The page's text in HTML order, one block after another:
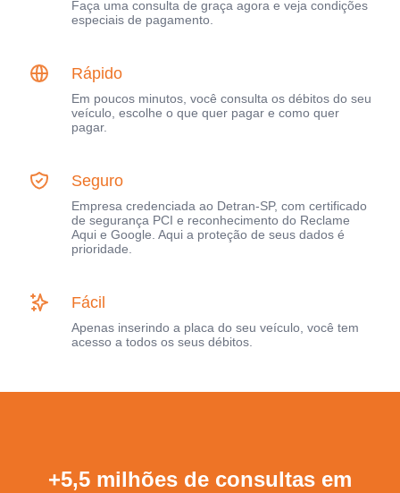
Faça uma consulta de graça agora e veja condições
especiais de pagamento.
Rápido
Em poucos minutos, você consulta os débitos do seu
veículo, escolhe o que quer pagar e como quer
pagar.
Seguro
Empresa credenciada ao Detran-SP, com certificado
de segurança PCI e reconhecimento do Reclame
Aqui e Google. Aqui a proteção de seus dados é
prioridade.
Fácil
Apenas inserindo a placa do seu veículo, você tem
acesso a todos os seus débitos.
+5,5 milhões de consultas em